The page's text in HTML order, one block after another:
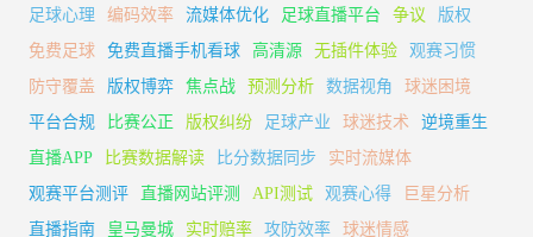
足球心理
编码效率 流媒体优化 足球直播平台 争议
版权
免费足球
免费直播手机看球 高清源 无插件体验
观赛习惯
防守覆盖
版权博弈 焦点战 预测分析 数据视角
球迷困境
平台合规
比赛公正 版权纠纷 足球产业 球迷技术
逆境重生
直播APP
比赛数据解读 比分数据同步
实时流媒体
观赛平台测评
直播网站评测 API测试 观赛心得
巨星分析
直播指南
皇马曼城 实时赔率 攻防效率 球迷情感